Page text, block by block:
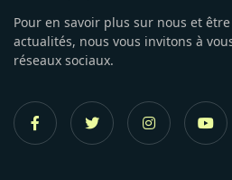
Pour en savoir plus sur nous et
actualités, nous vous invitons à
réseaux sociaux.